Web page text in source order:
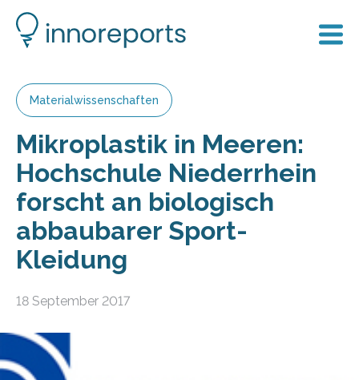
Materialwissenschaften
Mikroplastik in Meeren:
Hochschule Niederrhein
forscht an biologisch
abbaubarer Sport-
Kleidung
18 September 2017